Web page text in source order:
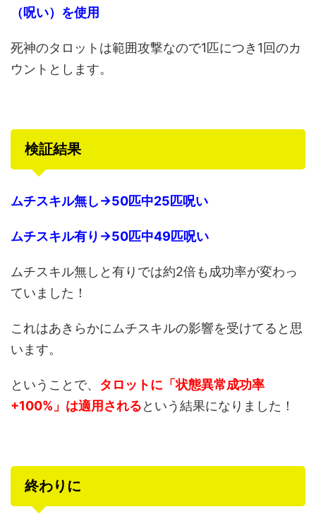
（呪い）を使用
死神のタロットは範囲攻撃なので1匹につき1回のカ
ウントとします。
検証結果
ムチスキル無し→50匹中25匹呪い
ムチスキル有り→50匹中49匹呪い
ムチスキル無しと有りでは約2倍も成功率が変わっ
ていました！
これはあきらかにムチスキルの影響を受けてると思
います。
ということで、 タロットに「状態異常成功率
+100%」は適用されるという結果になりました！
終わりに